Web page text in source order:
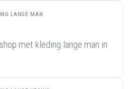
LANGE MAN
met kleding lange man in